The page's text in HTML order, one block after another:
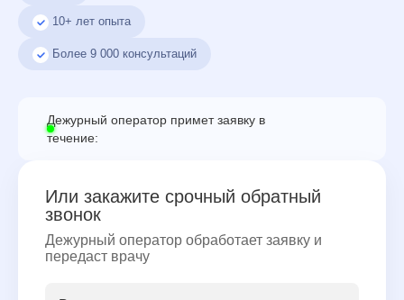
10+ лет опыта
Более 9 000 консультаций
Дежурный оператор примет заявку в
течение:
Или закажите срочный обратный
звонок
Дежурный оператор обработает заявку и
передаст врачу